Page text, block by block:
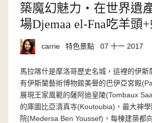
築魔幻魅力‧在世界遺
場Djemaa el-Fna吃羊頭
carrie 特色景點 07 十一 2017
馬拉喀什是摩洛哥歷史名城，這裡的伊斯
有伊斯蘭藝術博物館美譽的巴伊亞宮殿
展現王家風範的薩阿迪皇陵(Tombaux
的庫圖比亞清真寺(Koutoubia)，最大神
院(Medersa Ben Youssef)，每棟建築都